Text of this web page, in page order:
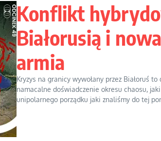
Konflikt
Białorusią i
armia
Kryzys na granicy wywołany przez Białoruś
namacalne doświadczenie okresu chaosu,
unipolarnego porządku jaki znaliśmy do tej